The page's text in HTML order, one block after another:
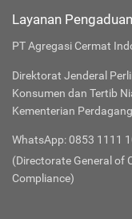
Layanan
PT Agregasi Cermat
Direktorat Jenderal
Konsumen dan Tertib
Kementerian
WhatsApp: 0853 1111
(Directorate General of
Compliance)